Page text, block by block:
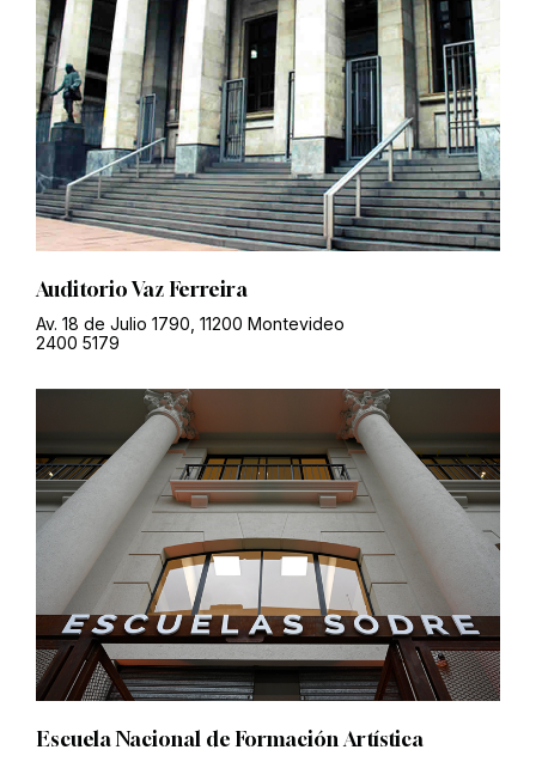
Auditorio Vaz Ferreira
Av. 18 de Julio 1790, 11200 Montevideo
2400 5179
Escuela Nacional de Formación Artística